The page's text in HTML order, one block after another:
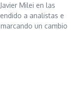
Milei en las
a analistas e
un cambio